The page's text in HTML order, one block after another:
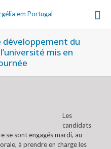
développement du
mis en
Les
candidats
se sont engagés mardi, au
à prendre en charge les